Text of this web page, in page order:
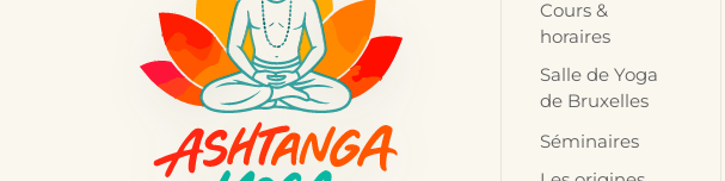
Cours &
horaires
Salle de Yoga
de Bruxelles
Séminaires